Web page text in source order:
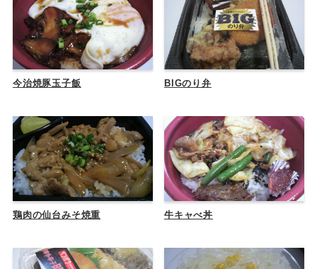
今治焼豚玉子飯 BIGのり弁
鶏肉の仙台みそ焼重 牛キャべ丼